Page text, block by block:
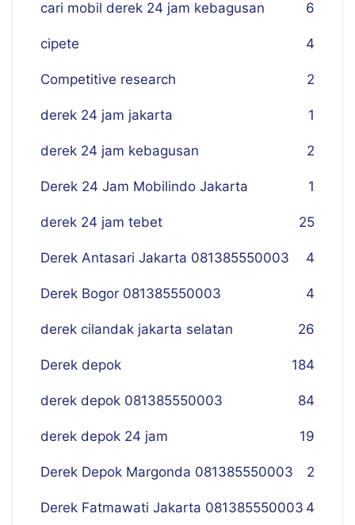
cari mobil derek 24 jam kebagusan 6
cipete 4
Competitive research 2
derek 24 jam jakarta 1
derek 24 jam kebagusan 2
Derek 24 Jam Mobilindo Jakarta 1
derek 24 jam tebet 25
Derek Antasari Jakarta 081385550003 4
Derek Bogor 081385550003 4
derek cilandak jakarta selatan 26
Derek depok 184
derek depok 081385550003 84
derek depok 24 jam 19
Derek Depok Margonda 081385550003 2
Derek Fatmawati Jakarta 081385550003 4